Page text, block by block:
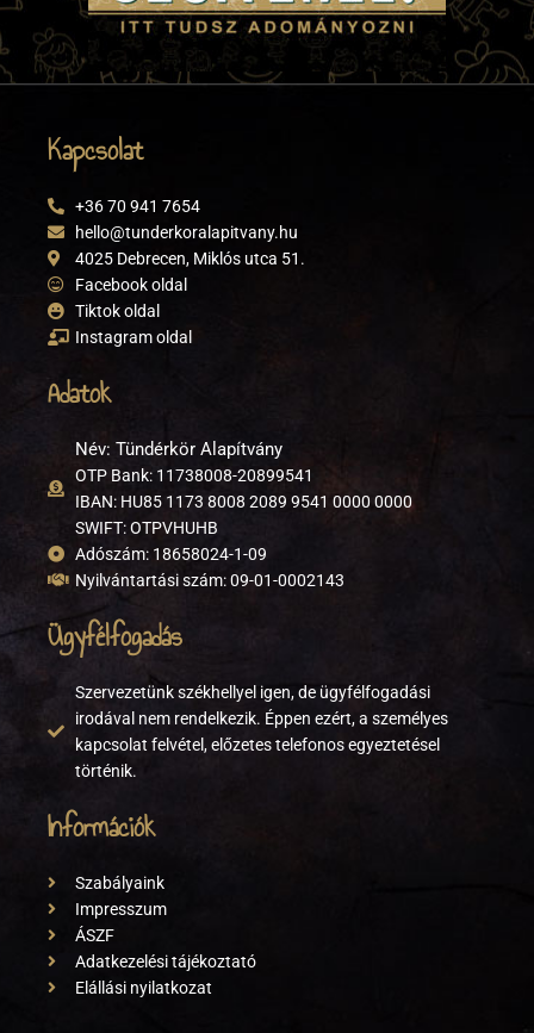
Kapcsolat
+36 70 941 7654
hello@tunderkoralapitvany.hu
4025 Debrecen, Miklós utca 51.
Facebook oldal
Tiktok oldal
Instagram oldal
Adatok
Név: Tündérkör Alapítvány
OTP Bank: 11738008-20899541
IBAN: HU85 1173 8008 2089 9541 0000 0000
SWIFT: OTPVHUHB
Adószám: 18658024-1-09
Nyilvántartási szám: 09-01-0002143
Ügyfélfogadás
Szervezetünk székhellyel igen, de ügyfélfogadási
irodával nem rendelkezik. Éppen ezért, a személyes
kapcsolat felvétel, előzetes telefonos egyeztetésel
történik.
Információk
Szabályaink
Impresszum
ÁSZF
Adatkezelési tájékoztató
Elállási nyilatkozat